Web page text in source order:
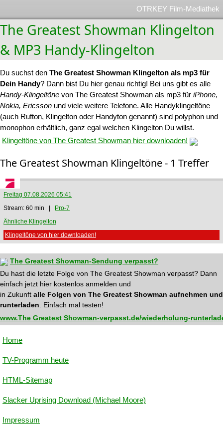
OTRKEY Film-Mediathek
The Greatest Showman Klingelton
& MP3 Handy-Klingelton
Du suchst den The Greatest Showman Klingelton als mp3 für
Dein Handy? Dann bist Du hier genau richtig! Bei uns gibt es alle
Handy-Klingeltöne von The Greatest Showman als mp3 für iPhone,
Nokia, Ericsson und viele weitere Telefone. Alle Handyklingeltöne
(auch Rufton, Klingelton oder Handyton genannt) sind polyphon und
monophon erhältlich, ganz egal welchen Klingelton Du willst.
Klingeltöne von The Greatest Showman hier downloaden!
The Greatest Showman Klingeltöne - 1 Treffer
Freitag 07.08.2026 05:41
Stream: 60 min |
Pro-7
Ähnliche Klingelton
Klingeltöne von hier downloaden!
The Greatest Showman-Sendung verpasst?
Du hast die letzte Folge von The Greatest Showman verpasst? Dann
einfach jetzt hier kostenlos anmelden und
in Zukunft alle Folgen von The Greatest Showman aufnehmen und
runterladen . Einfach mal testen!
www.The Greatest Showman-verpasst.de/wiederholung-
Home
TV-Programm heute
HTML-Sitemap
Slacker Uprising Download (Michael Moore)
Impressum